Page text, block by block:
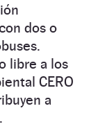
dos o
libre a los
CERO
a